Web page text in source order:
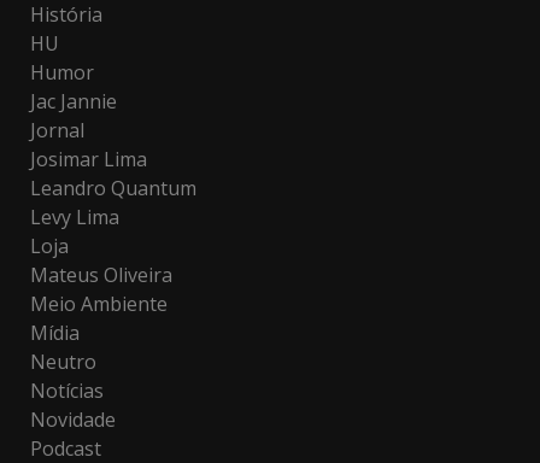
História
HU
Humor
Jac Jannie
Jornal
Josimar Lima
Leandro Quantum
Levy Lima
Loja
Mateus Oliveira
Meio Ambiente
Mídia
Neutro
Notícias
Novidade
Podcast